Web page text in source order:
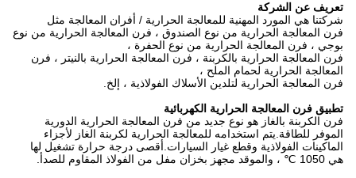
تعريف عن الشركة
شركتنا هي المورد المهنية للمعالجة الحرارية / أفران المعالجة مثل
فرن المعالجة الحرارية من نوع الصندوق ، فرن المعالجة الحرارية من نوع
بوجي ، فرن المعالجة الحرارية من نوع الحفرة ،
فرن المعالجة الحرارية بالكربنة ، فرن المعالجة الحرارية بالنيتر ، فرن
المعالجة الحرارية لحمام الملح ،
فرن المعالجة الحرارية لتلدين الأسلاك الفولاذية ، إلخ.
تطبيق فرن المعالجة الحرارية الكهربائيةفرن المعالجة الحرارية
فرن الكربنة بالغاز هو نوع جديد من فرن المعالجة الحرارية الدورية
الموفر للطاقة.يتم استخدامه للمعالجة الحرارية لكربنة الغاز لأجزاء
الماكينات الفولاذية وقطع غيار السيارات.أقصى درجة حرارة تشغيل لها
هي 1050 ℃ ، والموقد مجهز بخزان مفل من الفولاذ المقاوم للصدأ.